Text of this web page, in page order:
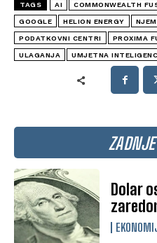
Dolar
TAGS AI COMMONWEALTH
GOOGLE HELION ENERGY
PODATKOVNI CENTRI PROXIMA
ULAGANJA UMJETNA